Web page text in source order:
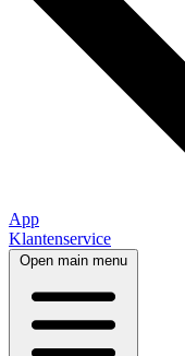
App
Klantenservice
Open main menu